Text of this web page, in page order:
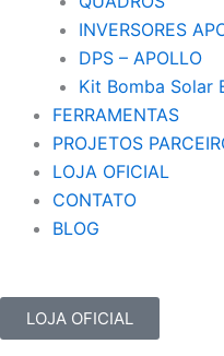
INVERSORES
DPS – APOLLO
Kit Bomba Solar
FERRAMENTAS
PROJETOS
LOJA OFICIAL
CONTATO
BLOG
LOJA OFICIAL